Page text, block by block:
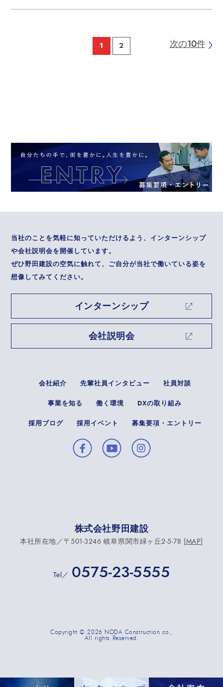
1 2 次の10件
当社のことを気軽に知っていただけるよう、インターンシップ
や会社説明会を開催しています。
ぜひ野田建設の空気に触れて、ご自分が当社で働いている姿を
想像してみてください。
インターンシップ
会社説明会
会社紹介 先輩社員インタビュー 社員対談
事業を知る 働く環境 DXの取り組み
採用ブログ 採用イベント 募集要項・エントリー
株式会社野田建設
本社所在地／〒501-3246 岐阜県関市緑ヶ丘2-5-78 [MAP]
Tel／ 0575-23-5555
Copyright© 2026 NODA Construction co.,
All rights Reserved.